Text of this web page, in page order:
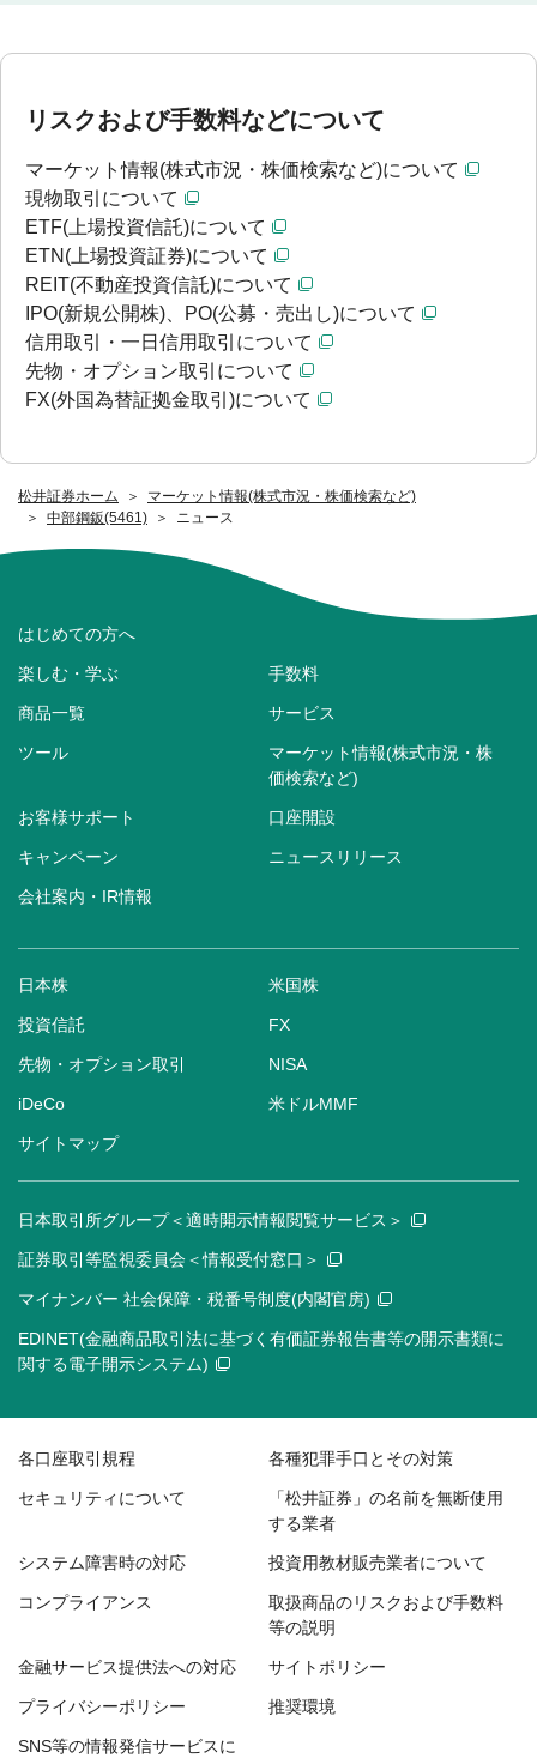
松井証券ホーム
マーケット情報(株式市況・株価検索など)
中部鋼鈑(5461)
ニュース
リスクおよび手数料などについて
マーケット情報(株式市況・株価検索など)について
現物取引について
ETF(上場投資信託)について
ETN(上場投資証券)について
REIT(不動産投資信託)について
IPO(新規公開株)、PO(公募・売出し)について
信用取引・一日信用取引について
先物・オプション取引について
FX(外国為替証拠金取引)について
はじめての方へ
楽しむ・学ぶ 手数料
商品一覧 サービス
ツール
マーケット情報(株式市況・株
価検索など)
お客様サポート 口座開設
キャンペーン ニュースリリース
会社案内・IR情報
日本株 米国株
投資信託 FX
先物・オプション取引 NISA
iDeCo 米ドルMMF
サイトマップ
日本取引所グループ＜適時開示情報閲覧サービス＞
証券取引等監視委員会＜情報受付窓口＞
マイナンバー 社会保障・税番号制度(内閣官房)
EDINET(金融商品取引法に基づく有価証券報告書等の開示書類に
関する電子開示システム)
各口座取引規程 各種犯罪手口とその対策
セキュリティについて
「松井証券」の名前を無断使用
する業者
システム障害時の対応 投資用教材販売業者について
コンプライアンス
取扱商品のリスクおよび手数料
等の説明
金融サービス提供法への対応 サイトポリシー
プライバシーポリシー 推奨環境
SNS等の情報発信サービスに